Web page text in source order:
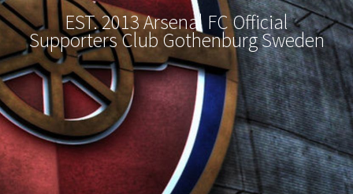
EST. 2013 Arsenal FC Official
Supporters Club Gothenburg Sweden